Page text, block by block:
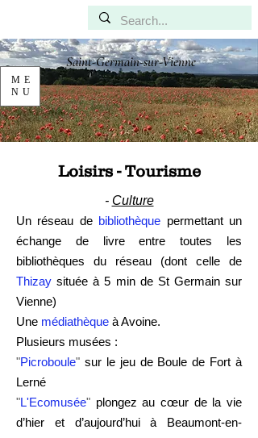
Saint-Germain-sur-Vienne
ME
NU
Loisirs - Tourisme
- Culture
Un réseau de bibliothèque permettant un
échange de livre entre toutes les
bibliothèques du réseau (dont celle de
Thizay située à 5 min de St Germain sur
Vienne)
Une médiathèque à Avoine.
Plusieurs musées :
"Picroboule" sur le jeu de Boule de Fort à
Lerné
"L'Ecomusée" plongez au cœur de la vie
d’hier et d’aujourd’hui à Beaumont-en-